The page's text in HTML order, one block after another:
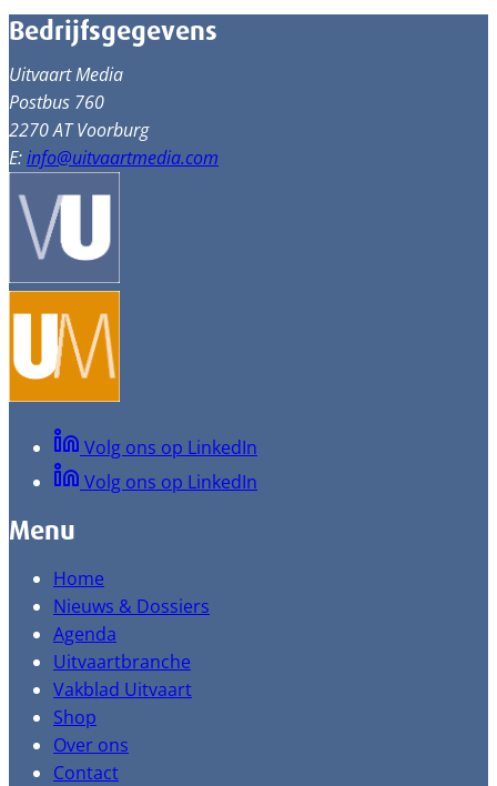
Bedrijfsgegevens
Uitvaart Media
Postbus 760
2270 AT Voorburg
E:info@uitvaartmedia.com
Volg ons op LinkedIn
Volg ons op LinkedIn
Menu
Home
Nieuws & Dossiers
Agenda
Uitvaartbranche
Vakblad Uitvaart
Shop
Over ons
Contact